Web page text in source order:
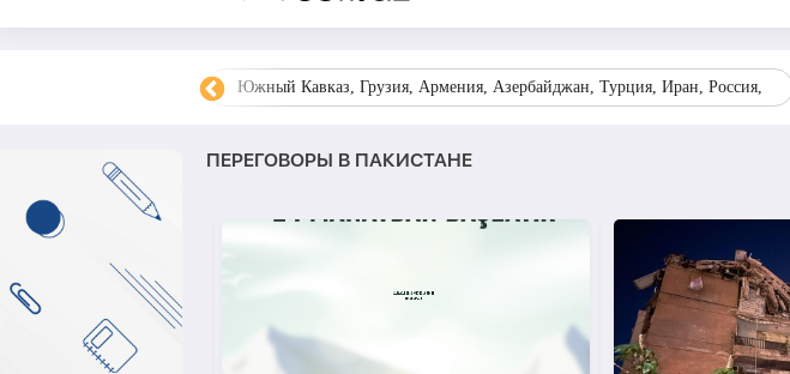
Южный Кавказ, Грузия, Армения, Азербайджан, Турция, Иран, Россия,
ПЕРЕГОВОРЫ В ПАКИСТАНЕ